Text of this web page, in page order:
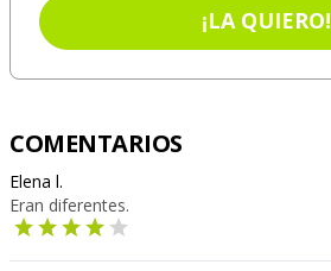
¡LA QUIERO!
COMENTARIOS
Elena l.
Eran diferentes.